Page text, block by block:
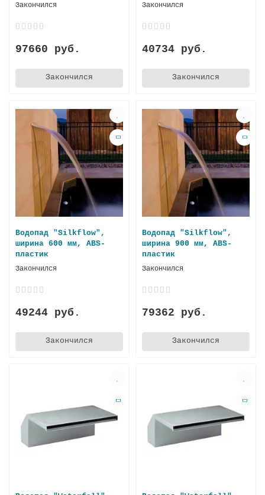
Закончился
97660 руб.
Закончился
Закончился
40734 руб.
Закончился
Водопад "Silkflow",
ширина 600 мм, ABS-
пластик
Закончился
49244 руб.
Закончился
Водопад "Silkflow",
ширина 900 мм, ABS-
пластик
Закончился
79362 руб.
Закончился